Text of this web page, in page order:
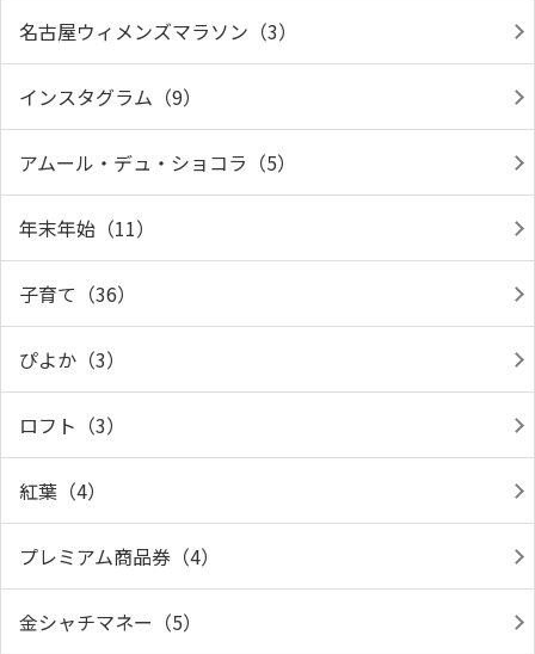
名古屋ウィメンズマラソン（3）
インスタグラム（9）
アムール・デュ・ショコラ（5）
年末年始（11）
子育て（36）
ぴよか（3）
ロフト（3）
紅葉（4）
プレミアム商品券（4）
金シャチマネー（5）